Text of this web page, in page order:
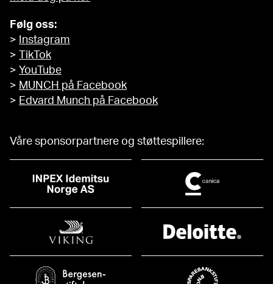
Følg oss:
>
Instagram
>
TikTok
> YouTube
> MUNCH på Facebook
> Edvard Munch på Facebook
Våre sponsorpartnere og støttespillere: